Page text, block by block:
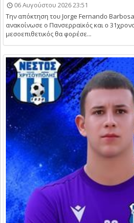
06 Αυγούστου 2026 23:51
Την απόκτηση του Jorge Fernando
ανακοίνωσε ο Πανσερραϊκός και ο
μεσοεπιθετικός θα φορέσε...